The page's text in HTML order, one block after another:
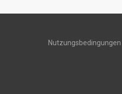
Nutzungsbedingungen